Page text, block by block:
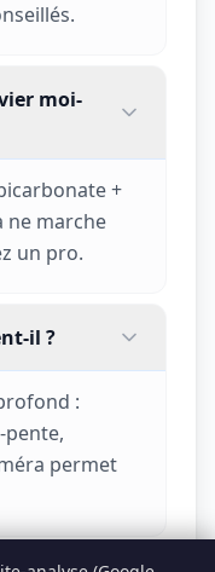
moi-
+
ne marche
un pro.
il ?
:
pente,
permet